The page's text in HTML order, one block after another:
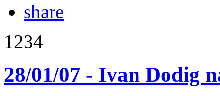
1234
28/01/07 - Ivan Dodig